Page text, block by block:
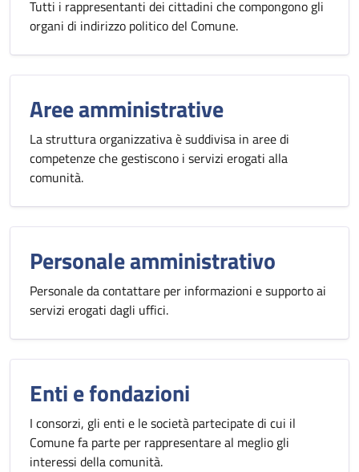
Tutti i rappresentanti dei cittadini che compongono gli
organi di indirizzo politico del Comune.
Aree amministrative
La struttura organizzativa è suddivisa in aree di
competenze che gestiscono i servizi erogati alla
comunità.
Personale amministrativo
Personale da contattare per informazioni e supporto ai
servizi erogati dagli uffici.
Enti e fondazioni
I consorzi, gli enti e le società partecipate di cui il
Comune fa parte per rappresentare al meglio gli
interessi della comunità.